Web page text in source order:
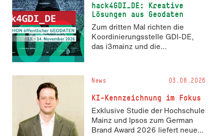
hack4GDI_DE: Kreative
Lösungen aus Geodaten
Zum dritten Mal richten die
Koordinierungsstelle GDI-DE,
das i3mainz und die
und 14. November 2026 den
Hackathon hack4GDI_DE an der
Hochschule Mainz aus. Die
Anmeldung ist geöffnet und bis
zum 2. Oktober 2026 möglich.
News 03.08.2026
KI-Kennzeichnung im Fokus
Exklusive Studie der Hochschule
Mainz und Ipsos zum German
Brand Award 2026 liefert neue